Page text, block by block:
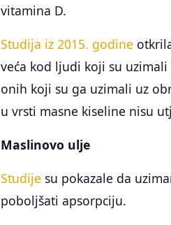
vitamina D.
Studija iz 2015. godine
veća kod ljudi koji su
onih koji su ga uzimali uz
u vrsti masne kiseline nisu
Maslinovo ulje
Studije su pokazale da
poboljšati apsorpciju.